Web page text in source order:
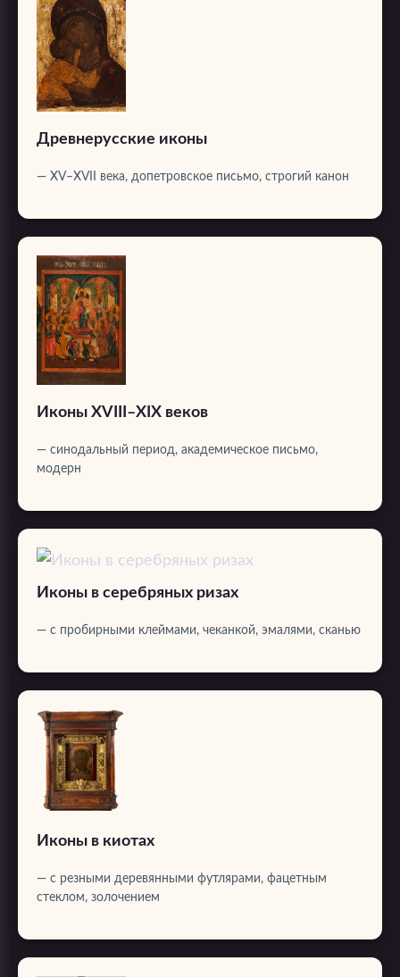
Древнерусские иконы
— XV–XVII века, допетровское письмо, строгий канон
Иконы XVIII–XIX веков
— синодальный период, академическое письмо,
модерн
Иконы в серебряных ризах
— с пробирными клеймами, чеканкой, эмалями, сканью
Иконы в киотах
— с резными деревянными футлярами, фацетным
стеклом, золочением